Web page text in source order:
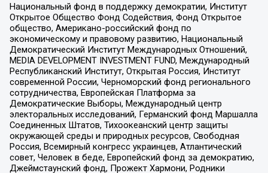
Национальный фонд в поддержку демократии, Институт
Открытое Общество Фонд Содействия, Фонд Открытое
общество, Американо-российский фонд по
экономическому и правовому развитию, Национальный
Демократический Институт Международных Отношений,
MEDIA DEVELOPMENT INVESTMENT FUND, Международный
Республиканский Институт, Открытая Россия, Институт
современной России, Черноморский фонд регионального
сотрудничества, Европейская Платформа за
Демократические Выборы, Международный центр
электоральных исследований, Германский фонд Маршалла
Соединенных Штатов, Тихоокеанский центр защиты
окружающей среды и природных ресурсов, Свободная
Россия, Всемирный конгресс украинцев, Атлантический
совет, Человек в беде, Европейский фонд за демократию,
Джеймстаунский фонд, Прожект Хармони, Родники